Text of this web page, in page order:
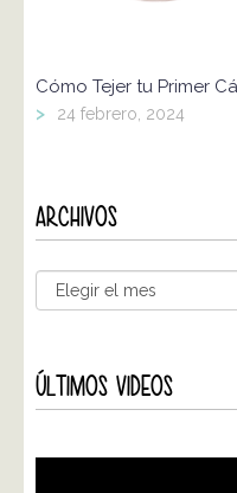
Cómo Tejer tu Primer
> 24 febrero, 2024
ARCHIVOS
ÚLTIMOS VIDEOS